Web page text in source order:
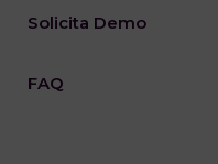
Solicita Demo
FAQ